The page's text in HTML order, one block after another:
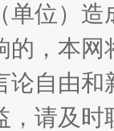
魏明亮
单位）
的，本
论自由
，请及